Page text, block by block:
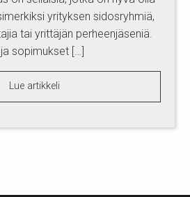
yrityksen sidosryhmiä,
tai yrittäjän perheenjäseniä.
sopimukset […]
Lue artikkeli